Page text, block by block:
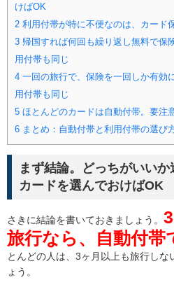
けばOK
2 利用付帯が特に不便なのは、カード
3 帰国すれば何回も繰り返し無料で保
用付帯も同じ
4 一回の旅行で、保険を一回しか有効
用付帯も同じ
5 ほとんどのカードは自動付帯。要注
6 まとめ：自動付帯と利用付帯の選び
まず結論。どっちがいいか
カードを選んでおけばOK
さきに結論を書いておきましょう。
旅行なら、自動付帯
とんどの人は、3ヶ月以上も旅行しな
ょう。